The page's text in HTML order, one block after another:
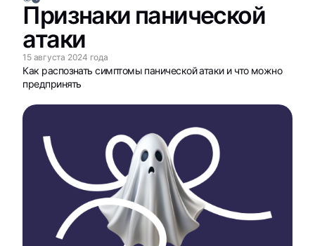
Признаки панической
атаки
15 августа 2024 года
Как распознать симптомы панической атаки и что можно
предпринять